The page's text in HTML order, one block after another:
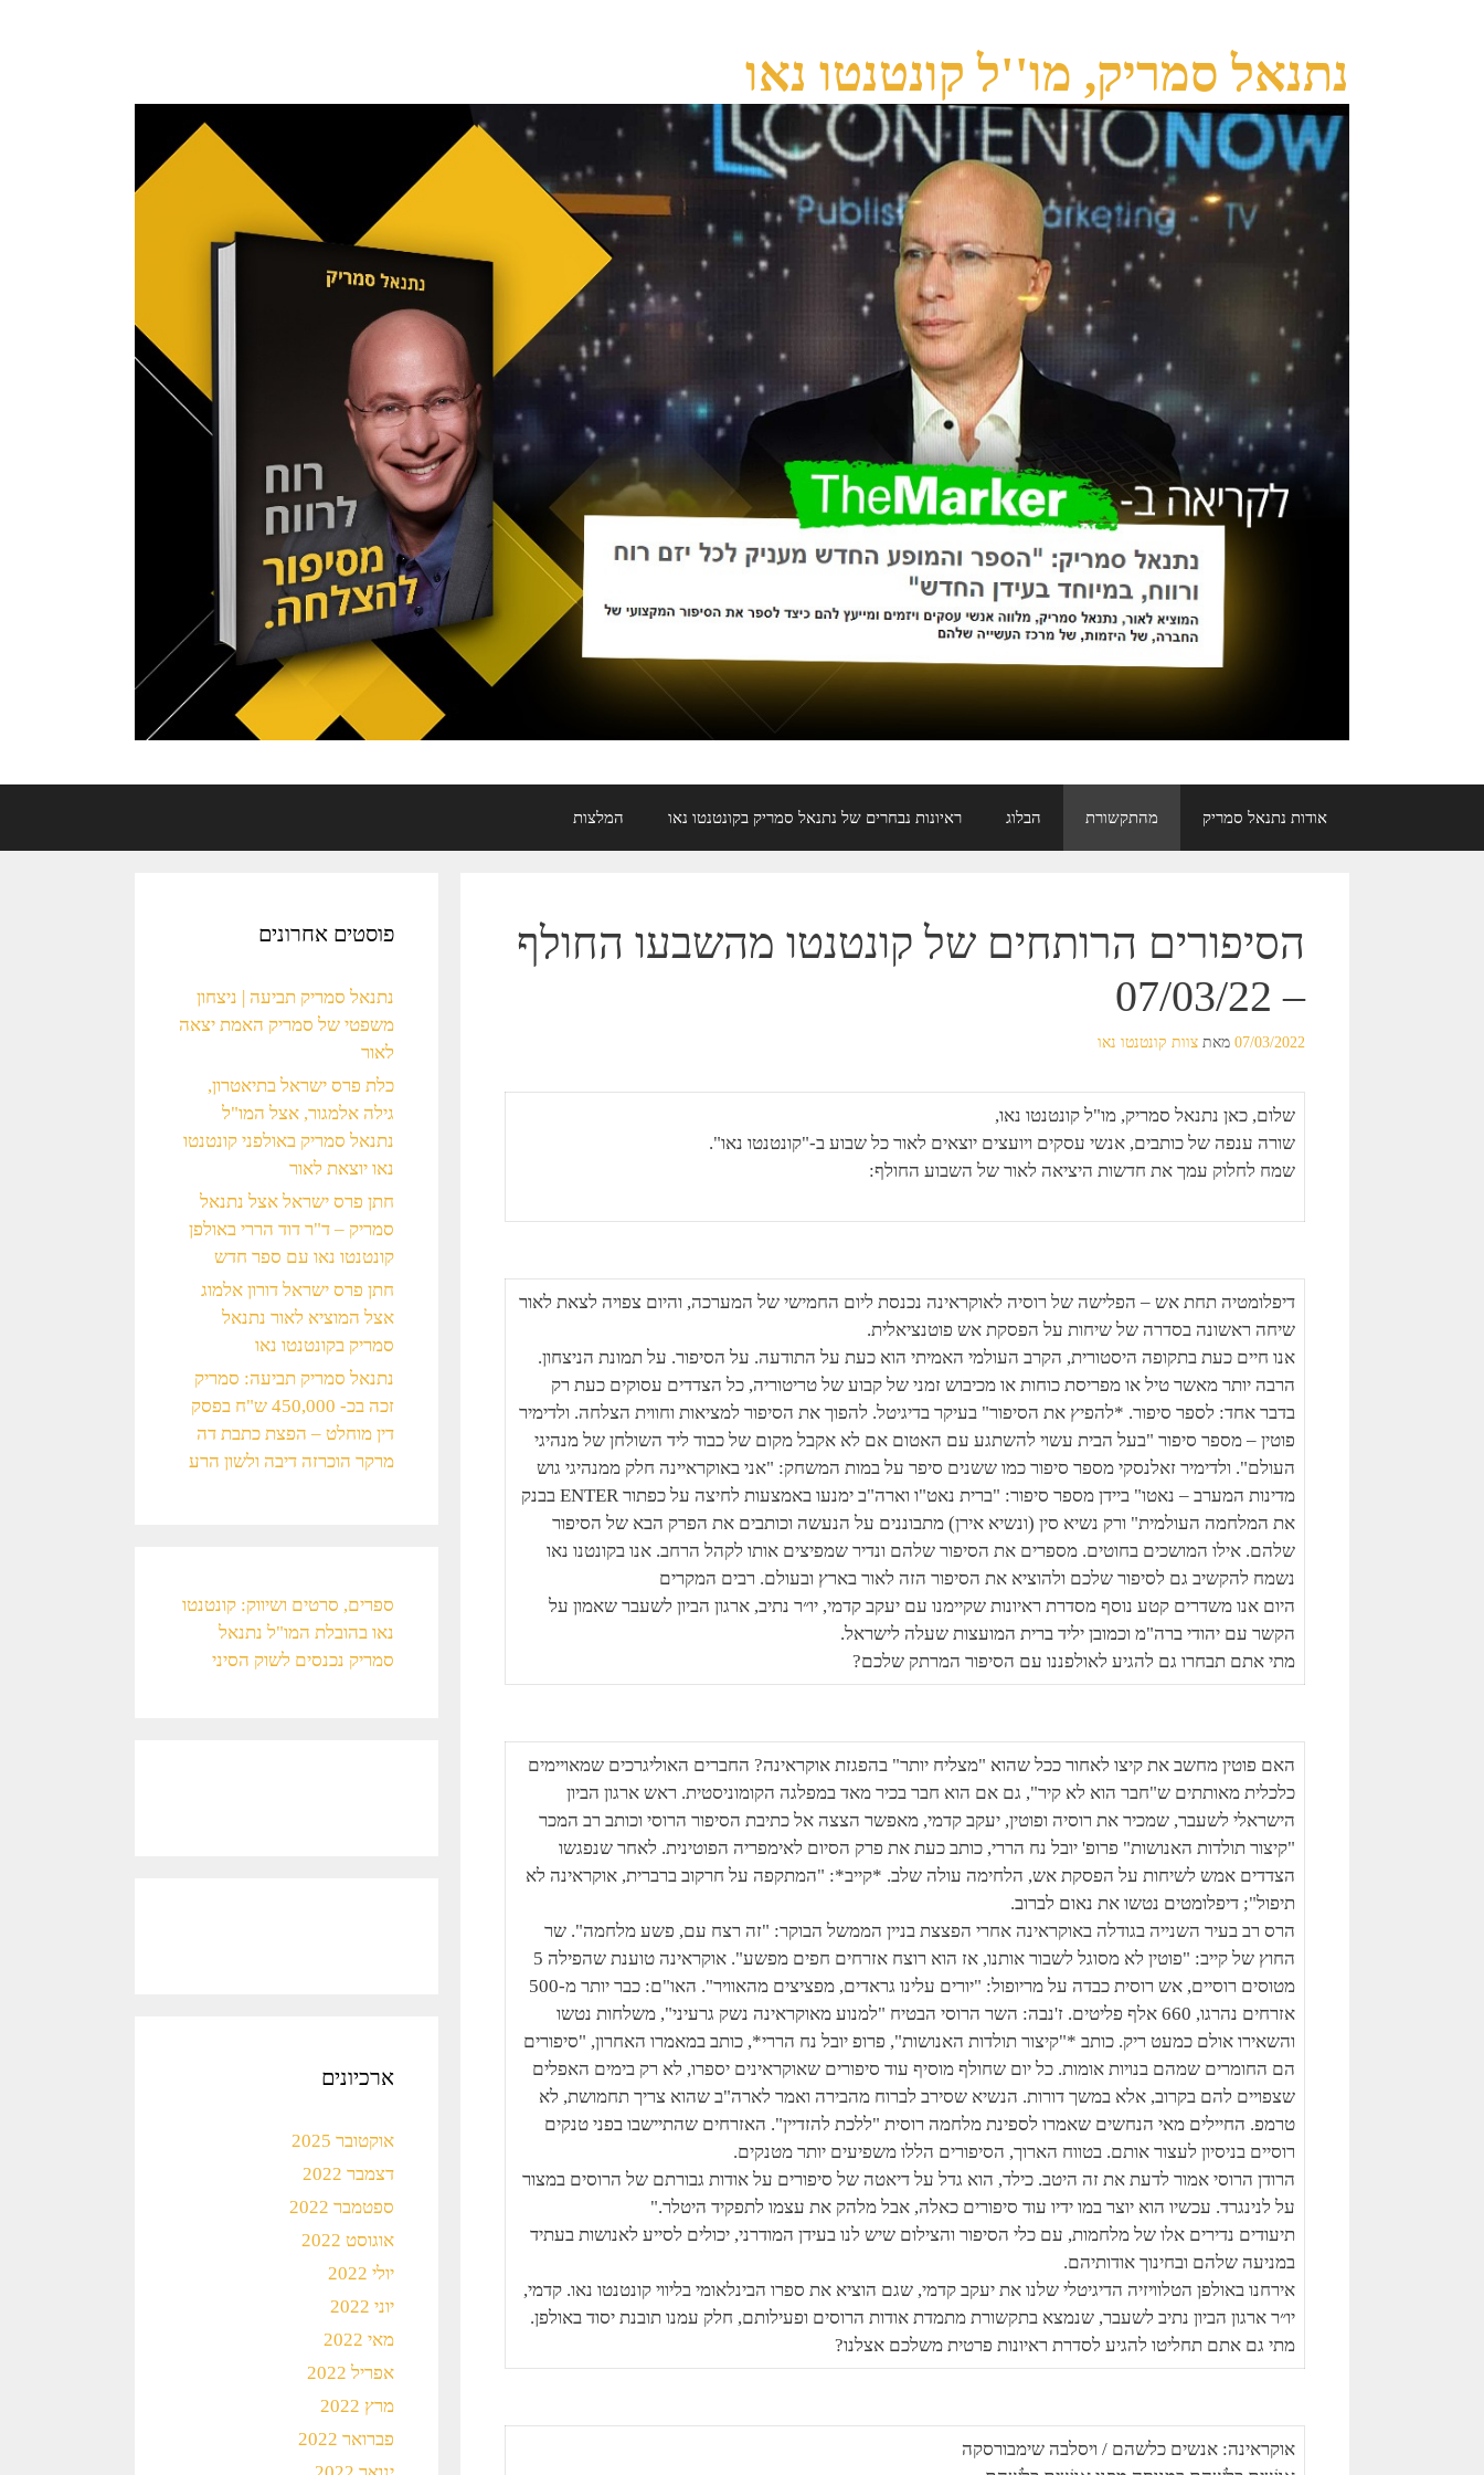
נתנאל סמריק, מו''ל קונטנטו נאו
אודות נתנאל סמריק מהתקשורת הבלוג ראיונות נבחרים של נתנאל סמריק בקונטנטו נאו המלצות
הסיפורים הרותחים של קונטנטו מהשבעו החולף
– 07/03/22
07/03/2022 מאת צוות קונטנטו נאו
שלום, כאן נתנאל סמריק, מו"ל קונטנטו נאו,
שורה ענפה של כותבים, אנשי עסקים ויועצים יוצאים לאור כל שבוע ב-"קונטנטו נאו".
שמח לחלוק עמך את חדשות היציאה לאור של השבוע החולף:
דיפלומטיה תחת אש – הפלישה של רוסיה לאוקראינה נכנסת ליום החמישי של המערכה, והיום צפויה לצאת לאור
שיחה ראשונה בסדרה של שיחות על הפסקת אש פוטנציאלית.
אנו חיים כעת בתקופה היסטורית, הקרב העולמי האמיתי הוא כעת על התודעה. על הסיפור. על תמונת הניצחון.
הרבה יותר מאשר טיל או מפריסת כוחות או מכיבוש זמני של קבוע של טריטוריה, כל הצדדים עסוקים כעת רק
בדבר אחד: לספר סיפור. *להפיץ את הסיפור" בעיקר בדיגיטל. להפוך את הסיפור למציאות וחווית הצלחה. ולדימיר
פוטין – מספר סיפור "בעל הבית עשוי להשתגע עם האטום אם לא אקבל מקום של כבוד ליד השולחן של מנהיגי
העולם". ולדימיר זאלנסקי מספר סיפור כמו ששנים סיפר על במות המשחק: "אני באוקראיינה חלק ממנהיגי גוש
מדינות המערב – נאטו" ביידן מספר סיפור: "ברית נאט"ו וארה"ב ימנעו באמצעות לחיצה על כפתור ENTER בבנק
את המלחמה העולמית" ורק נשיא סין (ונשיא אירן) מתבוננים על הנעשה וכותבים את הפרק הבא של הסיפור
שלהם. אילו המושכים בחוטים. מספרים את הסיפור שלהם ונדיר שמפיצים אותו לקהל הרחב. אנו בקונטנו נאו
נשמח להקשיב גם לסיפור שלכם ולהוציא את הסיפור הזה לאור בארץ ובעולם. רבים המקרים
היום אנו משדרים קטע נוסף מסדרת ראיונות שקיימנו עם יעקב קדמי, יו״ר נתיב, ארגון הביון לשעבר שאמון על
הקשר עם יהודי ברה"מ וכמובן יליד ברית המועצות שעלה לישראל.
מתי אתם תבחרו גם להגיע לאולפננו עם הסיפור המרתק שלכם?
האם פוטין מחשב את קיצו לאחור ככל שהוא "מצליח יותר" בהפגזת אוקראינה? החברים האוליגרכים שמאויימים
כלכלית מאותתים ש"חבר הוא לא קיר", גם אם הוא חבר בכיר מאד במפלגה הקומוניסטית. ראש ארגון הביון
הישראלי לשעבר, שמכיר את רוסיה ופוטין, יעקב קדמי, מאפשר הצצה אל כתיבת הסיפור הרוסי וכותב רב המכר
"קיצור תולדות האנושות" פרופ' יובל נח הררי, כותב כעת את פרק הסיום לאימפריה הפוטינית. לאחר שנפגשו
הצדדים אמש לשיחות על הפסקת אש, הלחימה עולה שלב. *קייב*: "המתקפה על חרקוב ברברית, אוקראינה לא
תיפול"; דיפלומטים נטשו את נאום לברוב.
הרס רב בעיר השנייה בגודלה באוקראינה אחרי הפצצת בניין הממשל הבוקר: "זה רצח עם, פשע מלחמה". שר
החוץ של קייב: "פוטין לא מסוגל לשבור אותנו, אז הוא רוצח אזרחים חפים מפשע". אוקראינה טוענת שהפילה 5
מטוסים רוסיים, אש רוסית כבדה על מריופול: "יורים עלינו גראדים, מפציצים מהאוויר". האו"ם: כבר יותר מ-500
אזרחים נהרגו, 660 אלף פליטים. ז'נבה: השר הרוסי הבטיח "למנוע מאוקראינה נשק גרעיני", משלחות נטשו
והשאירו אולם כמעט ריק. כותב *"קיצור תולדות האנושות", פרופ יובל נח הררי*, כותב במאמרו האחרון, "סיפורים
הם החומרים שמהם בנויות אומות. כל יום שחולף מוסיף עוד סיפורים שאוקראינים יספרו, לא רק בימים האפלים
שצפויים להם בקרוב, אלא במשך דורות. הנשיא שסירב לברוח מהבירה ואמר לארה"ב שהוא צריך תחמושת, לא
טרמפ. החיילים מאי הנחשים שאמרו לספינת מלחמה רוסית "ללכת להזדיין". האזרחים שהתיישבו בפני טנקים
רוסיים בניסיון לעצור אותם. בטווח הארוך, הסיפורים הללו משפיעים יותר מטנקים.
הרודן הרוסי אמור לדעת את זה היטב. כילד, הוא גדל על דיאטה של סיפורים על אודות גבורתם של הרוסים במצור
על לנינגרד. עכשיו הוא יוצר במו ידיו עוד סיפורים כאלה, אבל מלהק את עצמו לתפקיד היטלר."
תיעודים נדירים אלו של מלחמות, עם כלי הסיפור והצילום שיש לנו בעידן המודרני, יכולים לסייע לאנושות בעתיד
במניעה שלהם ובחינוך אודותיהם.
אירחנו באולפן הטלוויזיה הדיגיטלי שלנו את יעקב קדמי, שגם הוציא את ספרו הבינלאומי בליווי קונטנטו נאו. קדמי,
יו״ר ארגון הביון נתיב לשעבר, שנמצא בתקשורת מתמדת אודות הרוסים ופעילותם, חלק עמנו תובנת יסוד באולפן.
מתי גם אתם תחליטו להגיע לסדרת ראיונות פרטית משלכם אצלנו?
אוקראינה: אנשים כלשהם / ויסלבה שימבורסקה
פוסטים אחרונים
נתנאל סמריק תביעה | ניצחון
משפטי של סמריק האמת יצאה
לאור
כלת פרס ישראל בתיאטרון,
גילה אלמגור, אצל המו"ל
נתנאל סמריק באולפני קונטנטו
נאו יוצאת לאור
חתן פרס ישראל אצל נתנאל
סמריק – ד"ר דוד הררי באולפן
קונטנטו נאו עם ספר חדש
חתן פרס ישראל דורון אלמוג
אצל המוציא לאור נתנאל
סמריק בקונטנטו נאו
נתנאל סמריק תביעה: סמריק
זכה בכ- 450,000 ש"ח בפסק
דין מוחלט – הפצת כתבת דה
מרקר הוכרזה דיבה ולשון הרע
ספרים, סרטים ושיווק: קונטנטו
נאו בהובלת המו"ל נתנאל
סמריק נכנסים לשוק הסיני​
ארכיונים
אוקטובר 2025
דצמבר 2022
ספטמבר 2022
אוגוסט 2022
יולי 2022
יוני 2022
מאי 2022
אפריל 2022
מרץ 2022
פברואר 2022